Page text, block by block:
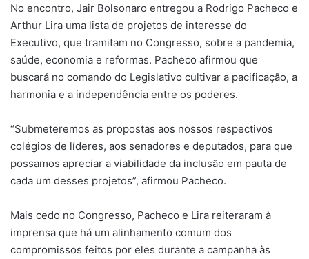
No encontro, Jair Bolsonaro entregou a Rodrigo Pacheco e
Arthur Lira uma lista de projetos de interesse do
Executivo, que tramitam no Congresso, sobre a pandemia,
saúde, economia e reformas. Pacheco afirmou que
buscará no comando do Legislativo cultivar a pacificação, a
harmonia e a independência entre os poderes.
“Submeteremos as propostas aos nossos respectivos
colégios de líderes, aos senadores e deputados, para que
possamos apreciar a viabilidade da inclusão em pauta de
cada um desses projetos”, afirmou Pacheco.
Mais cedo no Congresso, Pacheco e Lira reiteraram à
imprensa que há um alinhamento comum dos
compromissos feitos por eles durante a campanha às